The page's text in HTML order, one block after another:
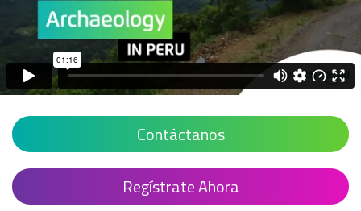
Contáctanos
Regístrate Ahora